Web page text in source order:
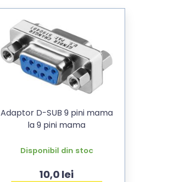
Adaptor D-SUB 9 pini mama
la 9 pini mama
Disponibil din stoc
10,0lei